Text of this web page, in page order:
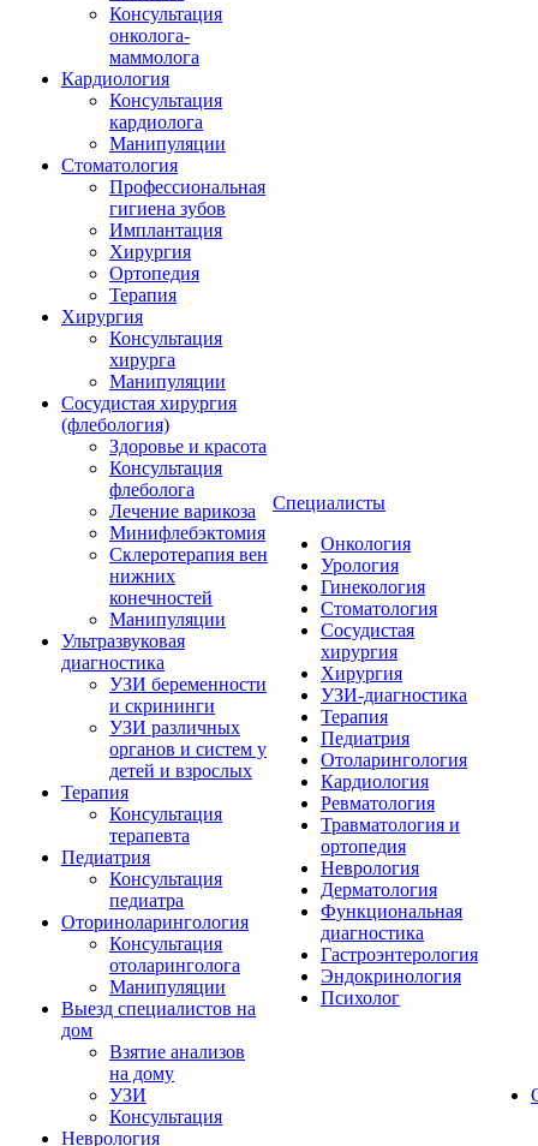
Консультация
онколога-
маммолога
Кардиология
Консультация
кардиолога
Манипуляции
Стоматология
Профессиональная
гигиена зубов
Имплантация
Хирургия
Ортопедия
Терапия
Хирургия
Консультация
хирурга
Манипуляции
Cосудистая хирургия
(флебология)
Здоровье и красота
Консультация
флеболога
Лечение варикоза
Минифлебэктомия
Склеротерапия вен
нижних
конечностей
Манипуляции
Ультразвуковая
диагностика
УЗИ беременности
и скрининги
УЗИ различных
органов и систем у
детей и взрослых
Терапия
Консультация
терапевта
Педиатрия
Консультация
педиатра
Оториноларингология
Консультация
отоларинголога
Манипуляции
Выезд специалистов на
дом
Взятие анализов
на дому
УЗИ
Консультация
Неврология
Специалисты
Онкология
Урология
Гинекология
Стоматология
Сосудистая
хирургия
Хирургия
УЗИ-диагностика
Терапия
Педиатрия
Отоларингология
Кардиология
Ревматология
Травматология и
ортопедия
Неврология
Дерматология
Функциональная
диагностика
Гастроэнтерология
Эндокринология
Психолог